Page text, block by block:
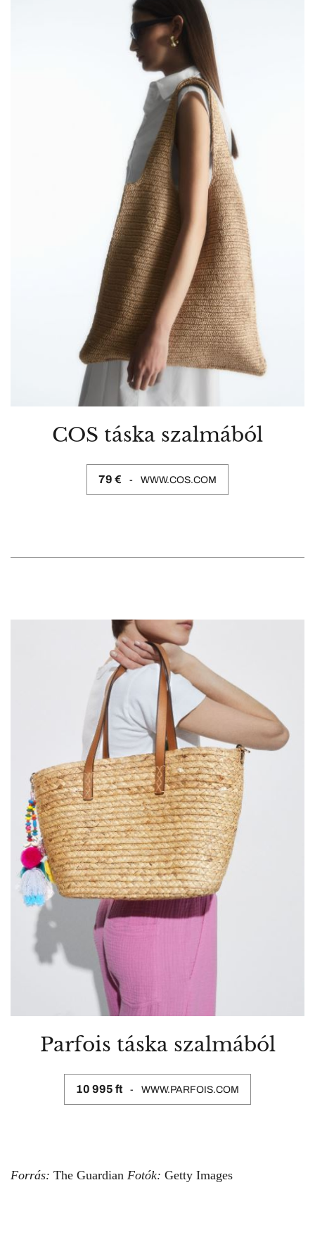
COS táska szalmából
79 € WWW.COS.COM
Parfois táska szalmából
10 995 ft WWW.PARFOIS.COM
Forrás: The Guardian Fotók: Getty Images